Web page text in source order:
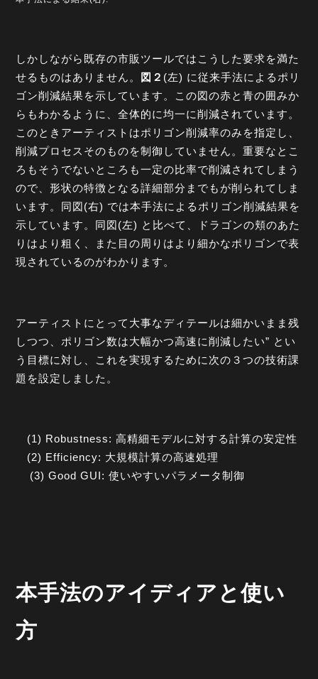
しかしながら既存の市販ツールではこうした要求を満た
せるものはありません。 図２ (左) に従来手法によるポリ
ゴン削減結果を示しています。この図の赤と青の囲みか
らもわかるように、全体的に均一に削減されています。
このときアーティストはポリゴン削減率のみを指定し、
削減プロセスそのものを制御していません。重要なとこ
ろもそうでないところも一定の比率で削減されてしまう
ので、形状の特徴となる詳細部分までもが削られてしま
います。同図(右) では本手法によるポリゴン削減結果を
示しています。同図(左) と比べて、ドラゴンの頬のあた
りはより粗く、また目の周りはより細かなポリゴンで表
現されているのがわかります。
アーティストにとって大事なディテールは細かいまま残
しつつ、ポリゴン数は大幅かつ高速に削減したい” とい
う目標に対し、これを実現するために次の３つの技術課
題を設定しました。
(1) Robustness: 高精細モデルに対する計算の安定性
(2) Efficiency: 大規模計算の高速処理
(3) Good GUI: 使いやすいパラメータ制御
本手法のアイディアと使い
方